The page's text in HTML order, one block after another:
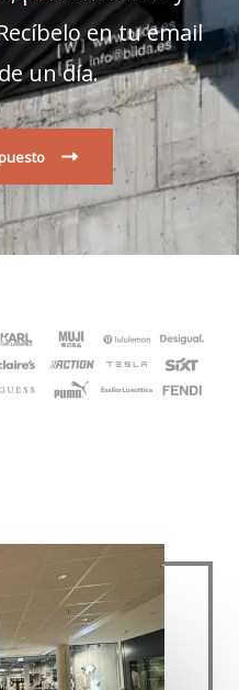
en tu email
un día.